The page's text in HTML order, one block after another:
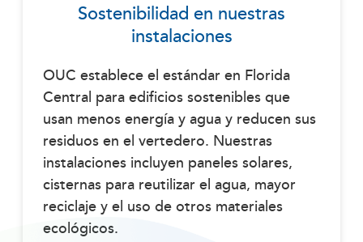
Sostenibilidad en nuestras
instalaciones
OUC establece el estándar en Florida
Central para edificios sostenibles que
usan menos energía y agua y reducen sus
residuos en el vertedero. Nuestras
instalaciones incluyen paneles solares,
cisternas para reutilizar el agua, mayor
reciclaje y el uso de otros materiales
ecológicos.